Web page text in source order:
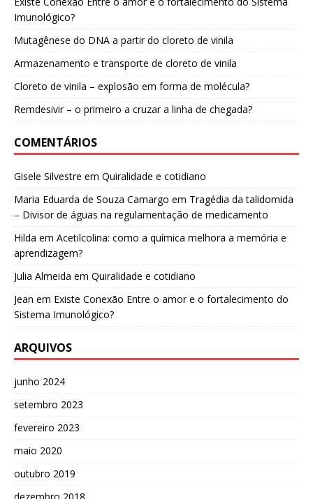
Imunológico?
Mutagênese do DNA a partir do cloreto de vinila
Armazenamento e transporte de cloreto de vinila
Cloreto de vinila – explosão em forma de molécula?
Remdesivir – o primeiro a cruzar a linha de chegada?
COMENTÁRIOS
Gisele Silvestre em Quiralidade e cotidiano
Maria Eduarda de Souza Camargo em Tragédia da talidomida
– Divisor de águas na regulamentação de medicamento
Hilda em Acetilcolina: como a química melhora a memória e
aprendizagem?
Julia Almeida em Quiralidade e cotidiano
Jean em Existe Conexão Entre o amor e o fortalecimento do
Sistema Imunológico?
ARQUIVOS
junho 2024
setembro 2023
fevereiro 2023
maio 2020
outubro 2019